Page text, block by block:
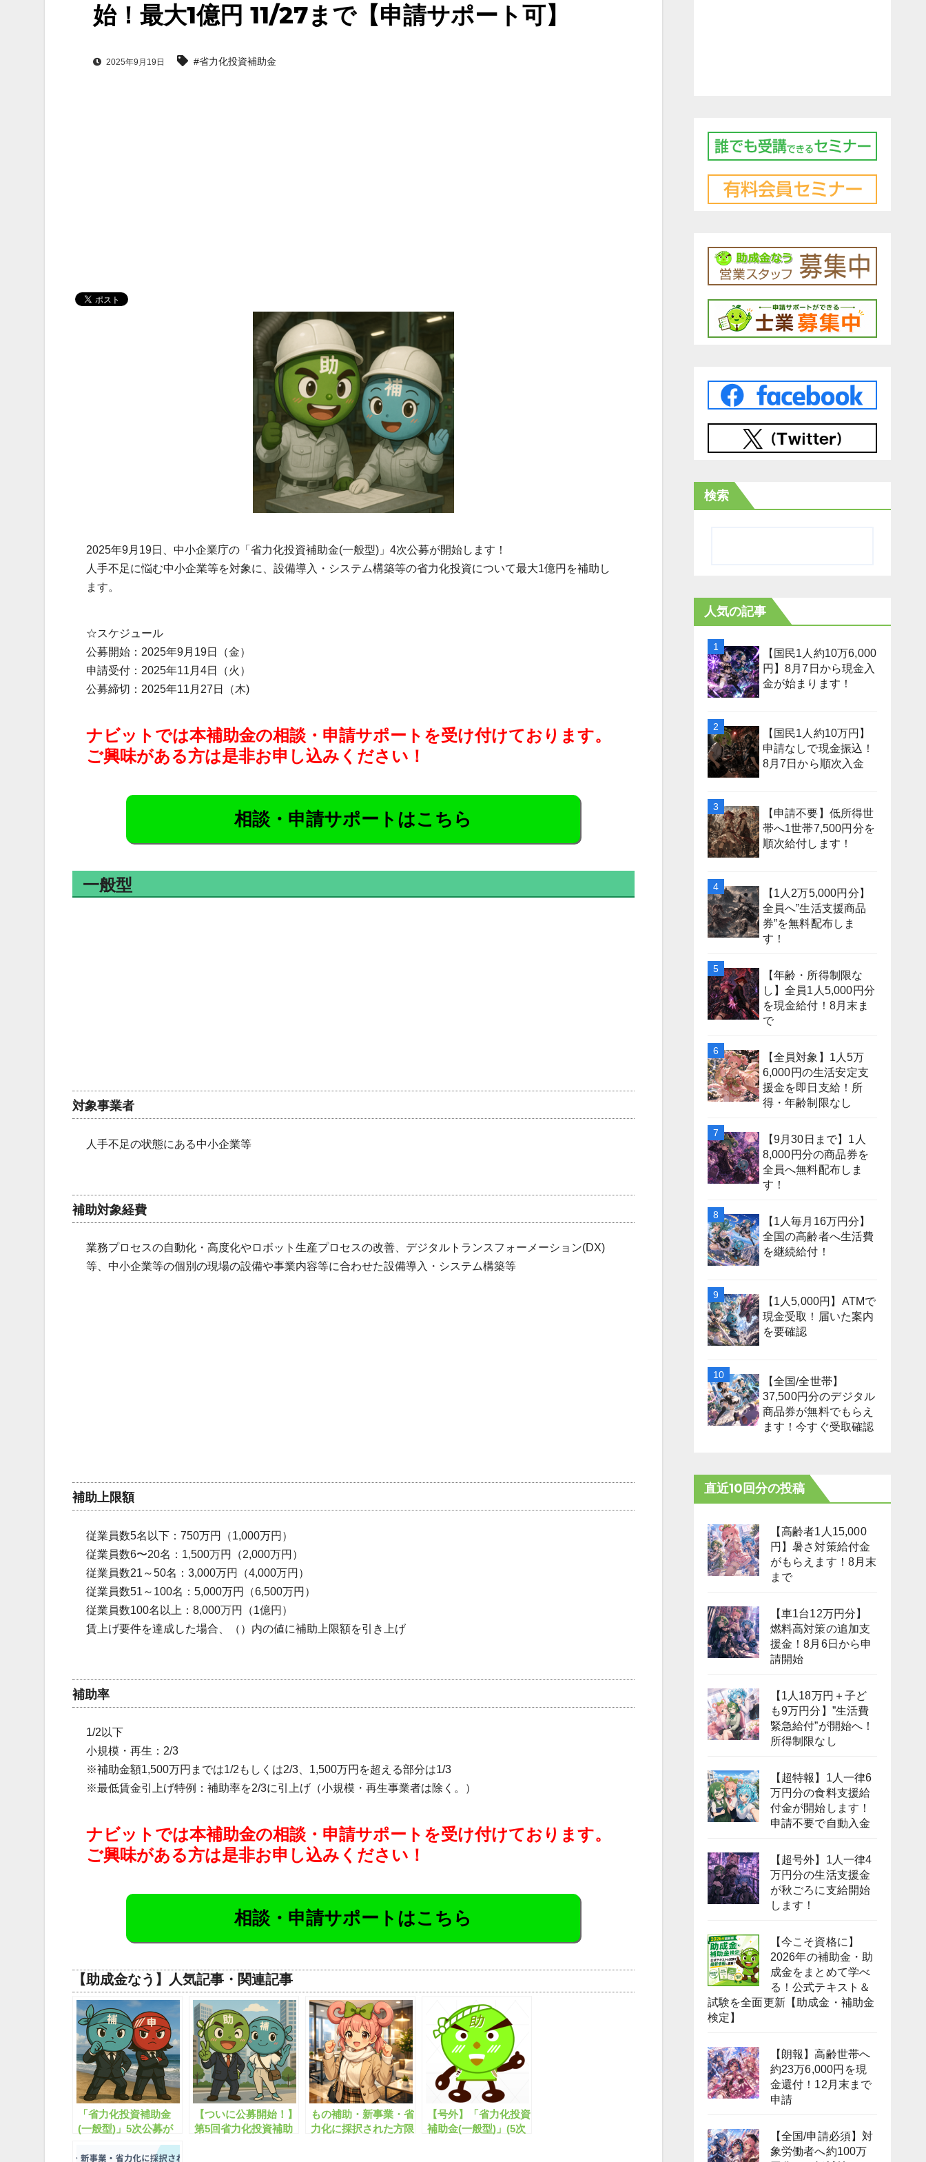
始！最大1億円 11/27まで【申請サポート可】
2025年9月19日 #省力化投資補助金
2025年9月19日、中小企業庁の「省力化投資補助金(一般型)」4次公募が開始します！
人手不足に悩む中小企業等を対象に、設備導入・システム構築等の省力化投資について最大1億円を補助し
ます。
☆スケジュール
公募開始：2025年9月19日（金）
申請受付：2025年11月4日（火）
公募締切：2025年11月27日（木)
ナビットでは本補助金の相談・申請サポートを受け付けております。
ご興味がある方は是非お申し込みください！
相談・申請サポートはこちら
一般型
対象事業者
人手不足の状態にある中小企業等
補助対象経費
業務プロセスの自動化・高度化やロボット生産プロセスの改善、デジタルトランスフォーメーション(DX)
等、中小企業等の個別の現場の設備や事業内容等に合わせた設備導入・システム構築等
補助上限額
従業員数5名以下：750万円（1,000万円）
従業員数6〜20名：1,500万円（2,000万円）
従業員数21～50名：3,000万円（4,000万円）
従業員数51～100名：5,000万円（6,500万円）
従業員数100名以上：8,000万円（1億円）
賃上げ要件を達成した場合、（）内の値に補助上限額を引き上げ
補助率
1/2以下
小規模・再生：2/3
※補助金額1,500万円までは1/2もしくは2/3、1,500万円を超える部分は1/3
※最低賃金引上げ特例：補助率を2/3に引上げ（小規模・再生事業者は除く。）
ナビットでは本補助金の相談・申請サポートを受け付けております。
ご興味がある方は是非お申し込みください！
相談・申請サポートはこちら
【助成金なう】人気記事・関連記事
「省力化投資補助金
(一般型)」5次公募が
公募開始！最大1億円
【申請サポート可】
【ついに公募開始！】
第5回省力化投資補助
もの補助・新事業・省
力化に採択された方限
【号外】「省力化投資
補助金(一般型)」(5次
検索
人気の記事
【国民1人約10万6,000
円】8月7日から現金入
金が始まります！
【国民1人約10万円】
申請なしで現金振込！
8月7日から順次入金
【申請不要】低所得世
帯へ1世帯7,500円分を
順次給付します！
【1人2万5,000円分】
全員へ”生活支援商品
券”を無料配布しま
す！
【年齢・所得制限な
し】全員1人5,000円分
を現金給付！8月末ま
で
【全員対象】1人5万
6,000円の生活安定支
援金を即日支給！所
得・年齢制限なし
【9月30日まで】1人
8,000円分の商品券を
全員へ無料配布しま
す！
【1人毎月16万円分】
全国の高齢者へ生活費
を継続給付！
【1人5,000円】ATMで
現金受取！届いた案内
を要確認
【全国/全世帯】
37,500円分のデジタル
商品券が無料でもらえ
ます！今すぐ受取確認
直近10回分の投稿
【高齢者1人15,000
円】暑さ対策給付金
がもらえます！8月末
まで
【車1台12万円分】
燃料高対策の追加支
援金！8月6日から申
請開始
【1人18万円＋子ど
も9万円分】”生活費
緊急給付”が開始へ！
所得制限なし
【超特報】1人一律6
万円分の食料支援給
付金が開始します！
申請不要で自動入金
【超号外】1人一律4
万円分の生活支援金
が秋ごろに支給開始
します！
【今こそ資格に】
2026年の補助金・助
成金をまとめて学べ
る！公式テキスト＆
試験を全面更新【助成金・補助金
検定】
【朗報】高齢世帯へ
約23万6,000円を現
金還付！12月末まで
申請
【全国/申請必須】対
象労働者へ約100万